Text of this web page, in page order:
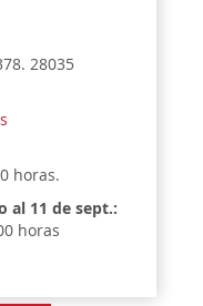
28035
horas.
al 11 de sept.:
horas